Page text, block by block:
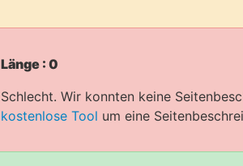
Länge : 0
Schlecht. Wir konnten keine
kostenlose Tool um eine